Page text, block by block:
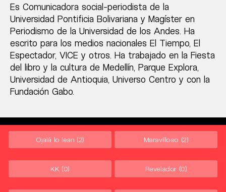
Es Comunicadora social-periodista de la
Universidad Pontificia Bolivariana y Magíster en
Periodismo de la Universidad de los Andes. Ha
escrito para los medios nacionales El Tiempo, El
Espectador, VICE y otros. Ha trabajado en la Fiesta
del libro y la cultura de Medellín, Parque Explora,
Universidad de Antioquia, Universo Centro y con la
Fundación Gabo.
Ojalá lo lean (2) Maravilloso (2)
KK (0) Revelador (0)